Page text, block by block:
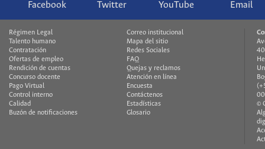
Facebook Twitter YouTube Email
Régimen Legal
Talento humano
Contratación
Ofertas de empleo
Rendición de cuentas
Concurso docente
Pago Virtual
Control interno
Calidad
Buzón de notificaciones
Correo institucional
Mapa del sitio
Redes Sociales
FAQ
Quejas y reclamos
Atención en línea
Encuesta
Contáctenos
Estadísticas
Glosario
©